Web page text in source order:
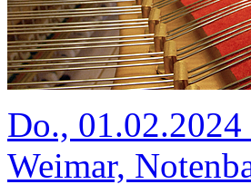
Do.,
Weimar,